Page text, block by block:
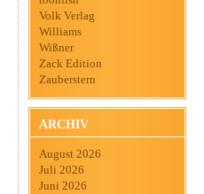
Volk Verlag
Williams
Wißner
Zack Edition
Zauberstern
ARCHIV
August 2026
Juli 2026
Juni 2026